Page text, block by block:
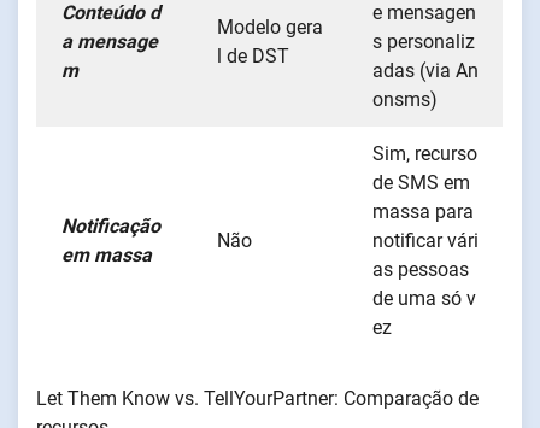
Conteúdo d
a mensage
m
Modelo gera
l de DST
e mensagen
s personaliz
adas (via An
onsms)
Notificação
em massa
Não
Sim, recurso
de SMS em
massa para
notificar vári
as pessoas
de uma só v
ez
Let Them Know vs. TellYourPartner: Comparação de